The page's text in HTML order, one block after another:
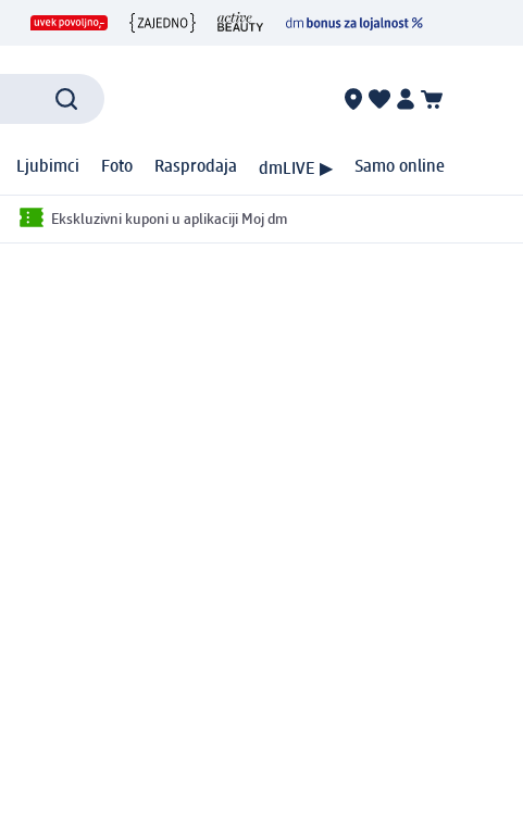
Ljubimci Foto Rasprodaja dmLIVE ▶ Samo online
Ekskluzivni kuponi u aplikaciji Moj dm